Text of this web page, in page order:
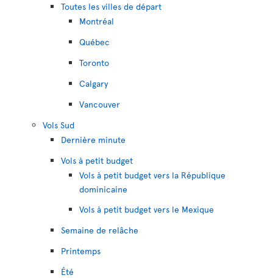
Toutes les villes de départ
Montréal
Québec
Toronto
Calgary
Vancouver
Vols Sud
Dernière minute
Vols à petit budget
Vols à petit budget vers la République
dominicaine
Vols à petit budget vers le Mexique
Semaine de relâche
Printemps
Été